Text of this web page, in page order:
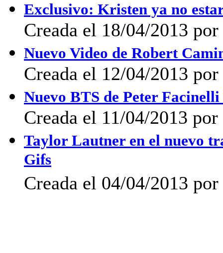
Exclusivo: Kristen ya no
Creada el 18/04/2013
Nuevo Video de Robert
Creada el 12/04/2013
Nuevo BTS de Peter
Creada el 11/04/2013
Taylor Lautner en el nuevo
Gifs
Creada el 04/04/2013